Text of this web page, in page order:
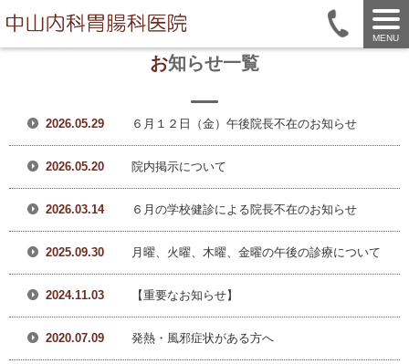
MENU
お知らせ一覧
2026.05.29 ６月１２日（金）午後院長不在のお知らせ
2026.05.20 院内掲示について
2026.03.14 ６月の学校健診による院長不在のお知らせ
2025.09.30 月曜、火曜、木曜、金曜の午後の診療について
2024.11.03 【重要なお知らせ】
2020.07.09 発熱・風邪症状がある方へ